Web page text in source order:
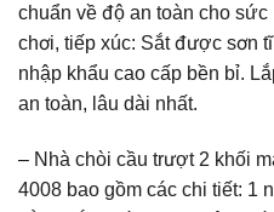
chuẩn về độ an toàn cho
chơi, tiếp xúc: Sắt được sơn
nhập khẩu cao cấp bền bỉ.
an toàn, lâu dài nhất.
– Nhà chòi cầu trượt 2 khối
4008 bao gồm các chi tiết: 1